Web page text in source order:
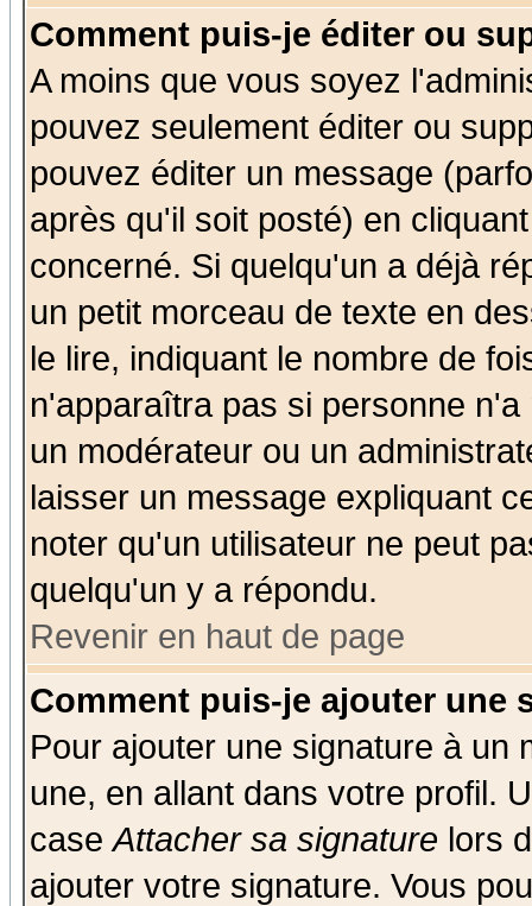
Comment puis-je éditer ou
A moins que vous soyez
pouvez seulement éditer ou
pouvez éditer un message
après qu'il soit posté) en
concerné. Si quelqu'un a déjà
un petit morceau de texte en
le lire, indiquant le nombre de
n'apparaîtra pas si personne
un modérateur ou un
laisser un message expliquant
noter qu'un utilisateur ne peut
quelqu'un y a répondu.
Revenir en haut de page
Comment puis-je ajouter une
Pour ajouter une signature à un
une, en allant dans votre profil.
caseAttacher sa signature lors
ajouter votre signature. Vous